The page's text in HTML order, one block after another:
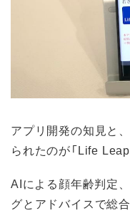
アプリ開発の知見と
られたのが「Life
AIによる顔年齢判定
グとアドバイスで総